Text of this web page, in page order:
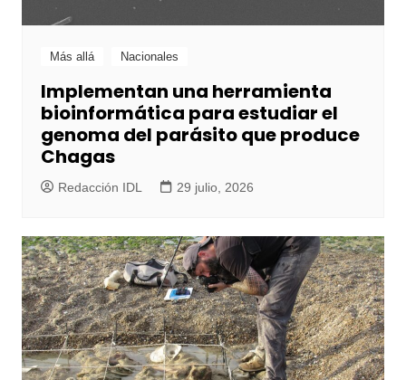
Más allá Nacionales
Implementan una herramienta
bioinformática para estudiar el
genoma del parásito que produce
Chagas
Redacción IDL 29 julio, 2026